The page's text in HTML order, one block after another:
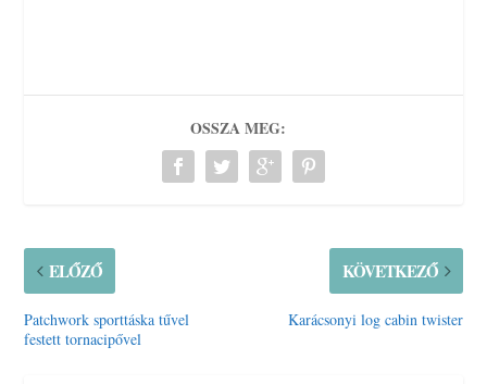
OSSZA MEG:
ELŐZŐ
Patchwork sporttáska tűvel
festett tornacipővel
KÖVETKEZŐ
Karácsonyi log cabin twister